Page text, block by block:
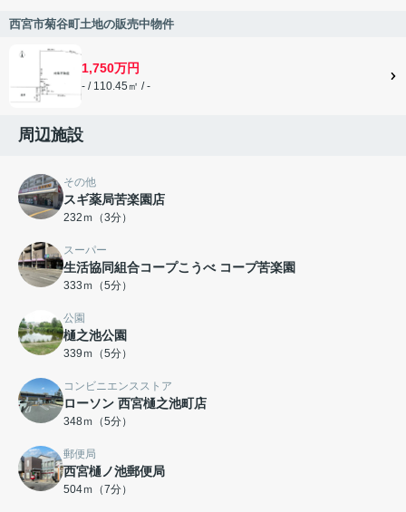
西宮市菊谷町土地の販売中物件
1,750万円
- / 110.45㎡ / -
周辺施設
その他
スギ薬局苦楽園店
232ｍ（3分）
スーパー
生活協同組合コープこうべ コープ苦楽園
333ｍ（5分）
公園
樋之池公園
339ｍ（5分）
コンビニエンスストア
ローソン 西宮樋之池町店
348ｍ（5分）
郵便局
西宮樋ノ池郵便局
504ｍ（7分）